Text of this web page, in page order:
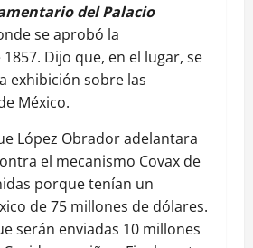
del Palacio
se aprobó la
Dijo que, en el lugar, se
exhibición sobre las
México.
López Obrador adelantara
el mecanismo Covax de
porque tenían un
de 75 millones de dólares.
serán enviadas 10 millones